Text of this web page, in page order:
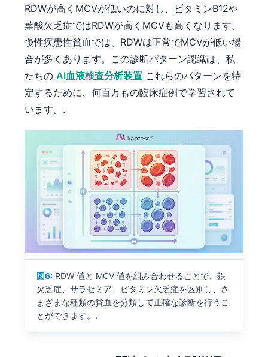
RDWが高くMCVが低いのに対し、ビタミンB12や
葉酸欠乏症ではRDWが高くMCVも高くなります。
慢性疾患性貧血では、RDWは正常でMCVが低い場
合が多くあります。この診断パターン認識は、私
たちの AI血液検査分析装置 これらのパターンを特
定するために、何百万もの臨床症例で学習されて
います。.
図6: RDW 値と MCV 値を組み合わせることで、鉄
欠乏症、サラセミア、ビタミン欠乏症を区別し、さ
まざまな種類の貧血を分類して正確な診断を行うこ
とができます。.